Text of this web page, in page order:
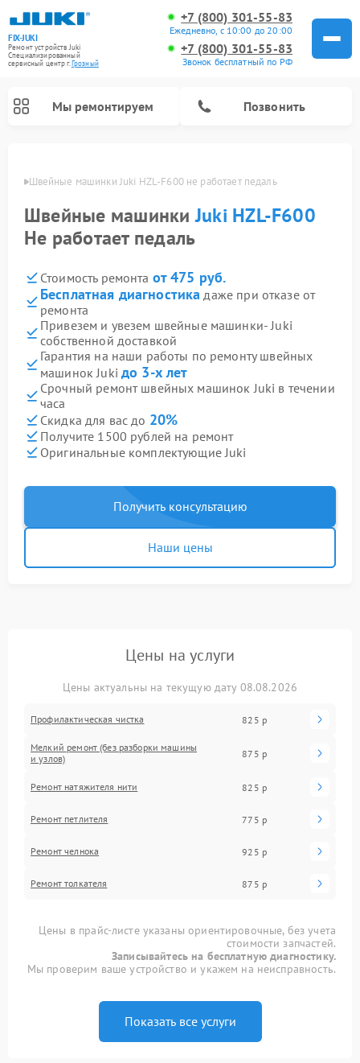
FIX-JUKI
Ремонт устройств Juki
Специализированный
cервисный центр г.Грозный
+7 (800) 301-55-83
Ежедневно, с 10:00 до 20:00
+7 (800) 301-55-83
Звонок бесплатный по РФ
Мы ремонтируем Позвонить
Швейные машинки Juki HZL-F600 не работает педаль
Швейные машинкиJuki HZL-F600
Не работает педаль
Стоимость ремонта от 475 руб.
Бесплатная диагностика даже при отказе от
ремонта
Привезем и увезем швейные машинки- Juki
собственной доставкой
Гарантия на наши работы по ремонту швейных
машинок Juki до 3-х лет
Срочный ремонт швейных машинок Juki в течении
часа
Скидка для вас до 20%
Получите 1500 рублей на ремонт
Оригинальные комплектующие Juki
Получить консультацию
Наши цены
Цены на услуги
Цены актуальны на текущую дату 08.08.2026
Профилактическая чистка 825 р
Мелкий ремонт (без разборки машины
и узлов)
875 р
Ремонт натяжителя нити 825 р
Ремонт петлителя 775 р
Ремонт челнока 925 р
Ремонт толкателя 875 р
Цены в прайс-листе указаны ориентировочные, без учета
стоимости запчастей.
Записывайтесь на бесплатную диагностику.
Мы проверим ваше устройство и укажем на неисправность.
Показать все услуги